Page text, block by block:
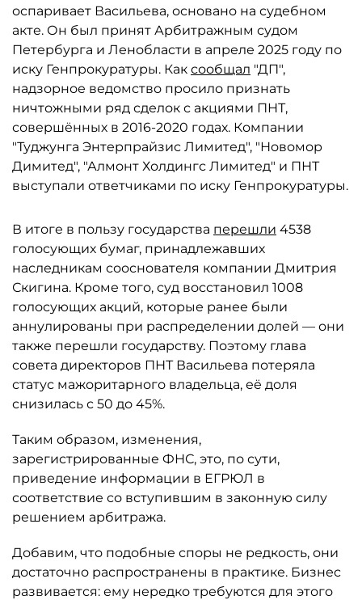
оспаривает Васильева, основано на судебном
акте. Он был принят Арбитражным судом
Петербурга и Ленобласти в апреле 2025 году по
иску Генпрокуратуры. Как сообщал "ДП",
надзорное ведомство просило признать
ничтожными ряд сделок с акциями ПНТ,
совершённых в 2016-2020 годах. Компании
"Туджунга Энтерпрайзис Лимитед", "Новомор
Димитед", "Алмонт Холдингс Лимитед" и ПНТ
выступали ответчиками по иску Генпрокуратуры.
В итоге в пользу государства перешли 4538
голосующих бумаг, принадлежавших
наследникам сооснователя компании Дмитрия
Скигина. Кроме того, суд восстановил 1008
голосующих акций, которые ранее были
аннулированы при распределении долей — они
также перешли государству. Поэтому глава
совета директоров ПНТ Васильева потеряла
статус мажоритарного владельца, её доля
снизилась с 50 до 45%.
Таким образом, изменения,
зарегистрированные ФНС, это, по сути,
приведение информации в ЕГРЮЛ в
соответствие со вступившим в законную силу
решением арбитража.
Добавим, что подобные споры не редкость, они
достаточно распространены в практике. Бизнес
развивается: ему нередко требуются для этого